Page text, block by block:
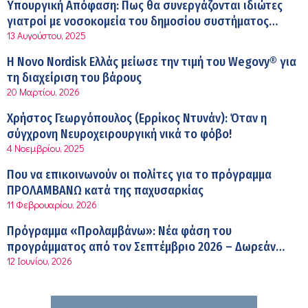
εφοδιαστικής αλυσίδας των φαρμάκων στη διάρκεια
του καλοκαιριού
12:08 μμ
Μιχάλης Τάτσης, Insurance & Healthcare Analyst,
διευθυντής Επιχειρηματικής Ανάπτυξης Ομίλου HHG
11:54 πμ
Kavita Patel: Ένα στα πέντε καινοτόμα φάρμακα φτάνει
τελικά στην Ελλάδα
9:21 πμ
Υπάρχει τελικά «δίαιτα θυρεοειδούς»; Τι λέει η
επιστήμη για τη διατροφή και τα συμπληρώματα
7:38 πμ
Πυρκαγιά στη Δυτική Αττική: Οι κίνδυνοι για τη δημόσια
υγεία
7:16 πμ
την Τεχνητή Νοημοσύνη και την Ογκολογία
Υπουργική Απόφαση: Πως θα συνεργάζονται ιδιώτες
γιατροί με νοσοκομεία του δημοσίου συστήματος
υγείας
13 Αυγούστου, 2025
Η Novo Nordisk Ελλάς μείωσε την τιμή του Wegovy® για
τη διαχείριση του βάρους
20 Μαρτίου, 2026
Χρήστος Γεωργόπουλος (Ερρίκος Ντυνάν): Όταν η
σύγχρονη Νευροχειρουργική νικά το φόβο!
4 Νοεμβρίου, 2025
Που να επικοινωνούν οι πολίτες για το πρόγραμμα
ΠΡΟΛΑΜΒΑΝΩ κατά της παχυσαρκίας
11 Φεβρουαρίου, 2026
Πρόγραμμα «Προλαμβάνω»: Νέα φάση του
προγράμματος από τον Σεπτέμβριο 2026 – Δωρεάν
προληπτικές εξετάσεις έως το 2030
12 Ιουνίου, 2026